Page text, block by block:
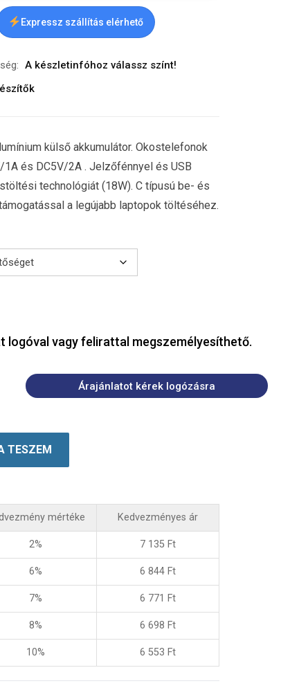
Expressz szállítás elérhető
A készletinfóhoz válassz színt!
külső akkumulátor. Okostelefonok
és DC5V/2A . Jelzőfénnyel és USB
technológiát (18W). C típusú be- és
a legújabb laptopok töltéséhez.
logóval vagy felirattal megszemélyesíthető.
Árajánlatot kérek logózásra
TESZEM
mértéke Kedvezményes ár
2% 7 135 Ft
6% 6 844 Ft
7% 6 771 Ft
8% 6 698 Ft
10% 6 553 Ft